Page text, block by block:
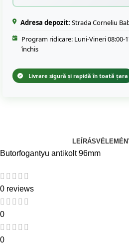
Adresa depozit: Strada Corneliu
Program ridicare: Luni-Vineri 08:00-
închis
Livrare sigură și rapidă în toată țara
LEÍRÁS
Butorfogantyu antikolt 96mm
0 reviews
0
0